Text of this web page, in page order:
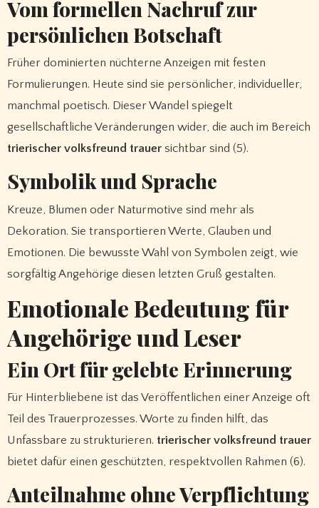
Vom formellen Nachruf zur
persönlichen Botschaft
Früher dominierten nüchterne Anzeigen mit festen
Formulierungen. Heute sind sie persönlicher, individueller,
manchmal poetisch. Dieser Wandel spiegelt
gesellschaftliche Veränderungen wider, die auch im Bereich
trierischer volksfreund trauersichtbar sind (5).
Symbolik und Sprache
Kreuze, Blumen oder Naturmotive sind mehr als
Dekoration. Sie transportieren Werte, Glauben und
Emotionen. Die bewusste Wahl von Symbolen zeigt, wie
sorgfältig Angehörige diesen letzten Gruß gestalten.
Emotionale Bedeutung für
Angehörige und Leser
Ein Ort für gelebte Erinnerung
Für Hinterbliebene ist das Veröffentlichen einer Anzeige oft
Teil des Trauerprozesses. Worte zu finden hilft, das
Unfassbare zu strukturieren. trierischer volksfreund trauer
bietet dafür einen geschützten, respektvollen Rahmen (6).
Anteilnahme ohne Verpflichtung